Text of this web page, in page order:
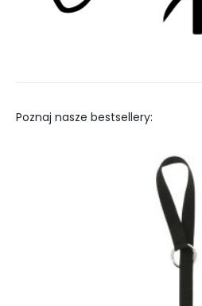
Poznaj nasze bestsellery: